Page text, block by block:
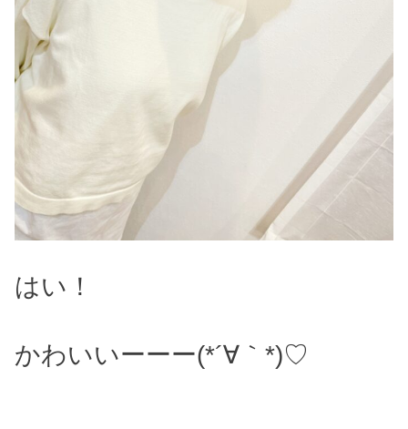
はい！
かわいいーーー(*´∀｀*)♡